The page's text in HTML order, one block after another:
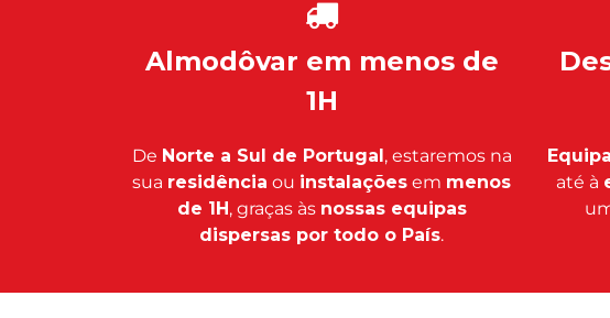
Almodôvar em menos de
1H
De Norte a Sul de Portugal, estaremos na
sua residência ou instalações em menos
de 1H, graças às nossas equipas
dispersas por todo o País.
até à